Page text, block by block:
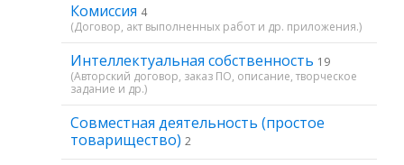
Комиссия 4
(Договор, акт выполненных работ и др. приложения.)
Интеллектуальная собственность 19
(Авторский договор, заказ ПО, описание, творческое
задание и др.)
Совместная деятельность (простое
товарищество) 2